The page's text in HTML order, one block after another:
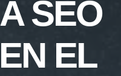
SEO
EL